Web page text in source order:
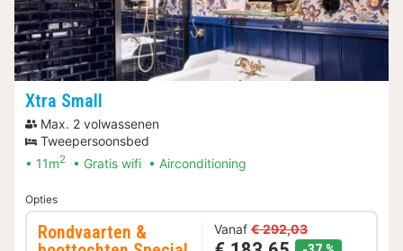
Xtra Small
Max. 2 volwassenen
Tweepersoonsbed
11m2 Gratis wifi Airconditioning
Opties
Rondvaarten &
Vanaf € 292,03